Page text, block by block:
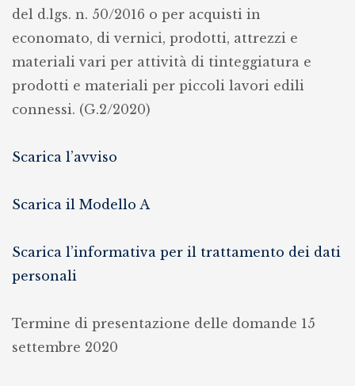
per
acquisti
in
economato
di
e
vari
di
del d.lgs. n. 50/2016 o per acquisti in
economato, di vernici, prodotti, attrezzi e
materiali vari per attività di tinteggiatura e
prodotti e materiali per piccoli lavori edili
connessi. (G.2/2020)
Scarica l’avviso
Scarica il Modello A
Scarica l’informativa per il trattamento dei dati
personali
Termine di presentazione delle domande 15
settembre 2020